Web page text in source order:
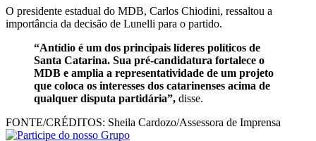
O presidente estadual do MDB, Carlos Chiodini, ressaltou a
importância da decisão de Lunelli para o partido.
“Antídio é um dos principais líderes políticos de
Santa Catarina. Sua pré-candidatura fortalece o
MDB e amplia a representatividade de um projeto
que coloca os interesses dos catarinenses acima de
qualquer disputa partidária”, disse.
FONTE/CRÉDITOS: Sheila Cardozo/Assessora de Imprensa